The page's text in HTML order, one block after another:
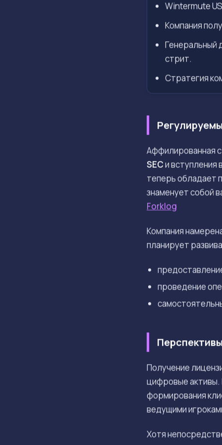
Wintermute
Компания
Генеральный
стрит.
Стратегия
Аффилированная
SECи вступления
теперь обладает
знаменует собой
Forklog
Компания
планирует
проведение
Получение
цифровые активы.
формирования
ведущими
Хотя